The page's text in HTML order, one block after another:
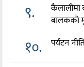
९.
कैलालीमा
बालकको
१०. पर्यटन